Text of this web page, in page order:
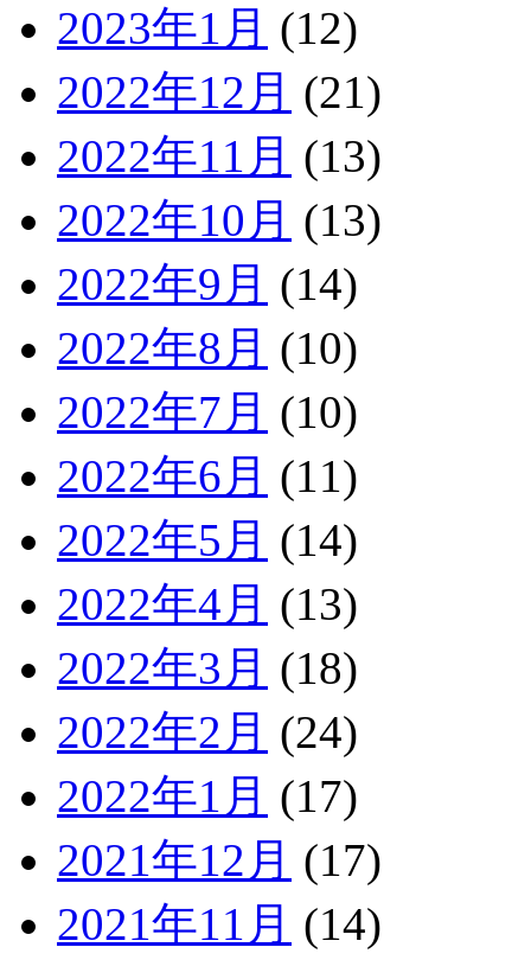
2023年1月 (12)
2022年12月 (21)
2022年11月 (13)
2022年10月 (13)
2022年9月 (14)
2022年8月 (10)
2022年7月 (10)
2022年6月 (11)
2022年5月 (14)
2022年4月 (13)
2022年3月 (18)
2022年2月 (24)
2022年1月 (17)
2021年12月 (17)
2021年11月 (14)